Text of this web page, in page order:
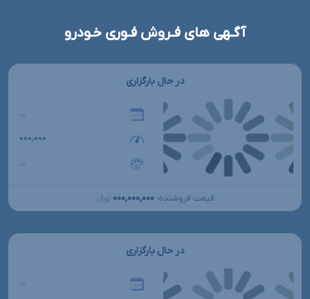
آگـهی های فـروش فـوری خـودرو
در حال بارگزاری
...
۰۰۰,۰۰۰
...
قیمت فروشنده: ۰۰۰,۰۰۰,۰۰۰ تومانءءء
در حال بارگزاری
...